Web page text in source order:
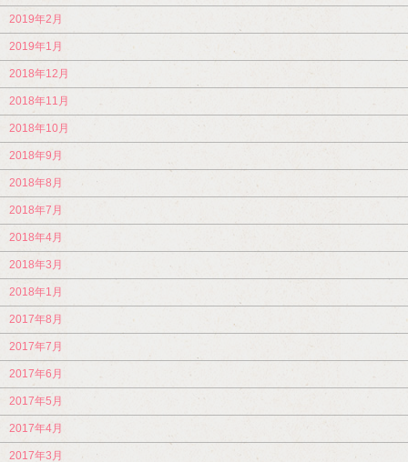
2019年2月
2019年1月
2018年12月
2018年11月
2018年10月
2018年9月
2018年8月
2018年7月
2018年4月
2018年3月
2018年1月
2017年8月
2017年7月
2017年6月
2017年5月
2017年4月
2017年3月